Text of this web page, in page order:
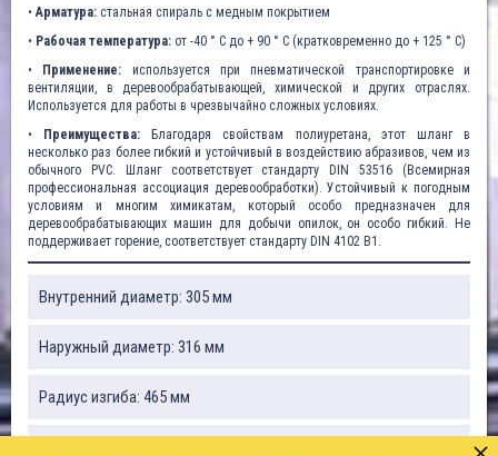
•Арматура: стальная спираль с медным покрытием
• Рабочая температура: от -40 ° C до + 90 ° C (кратковременно до + 125 ° C)
•
Применение: используется при пневматической транспортировке и
вентиляции, в деревообрабатывающей, химической и других отраслях.
Используется для работы в чрезвычайно сложных условиях.
•
Преимущества: Благодаря свойствам полиуретана, этот шланг в
несколько раз более гибкий и устойчивый в воздействию абразивов, чем из
обычного PVC. Шланг соответствует стандарту DIN 53516 (Всемирная
профессиональная ассоциация деревообработки). Устойчивый к погодным
условиям и многим химикатам, который особо предназначен для
деревообрабатывающих машин для добычи опилок, он особо гибкий. Не
поддерживает горение, соответствует стандарту DIN 4102 B1.
Внутренний диаметр: 305 мм
Наружный диаметр: 316 мм
Радиус изгиба: 465 мм